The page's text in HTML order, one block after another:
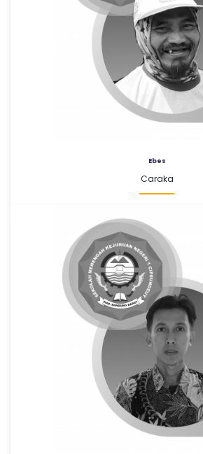
Ebes
Caraka